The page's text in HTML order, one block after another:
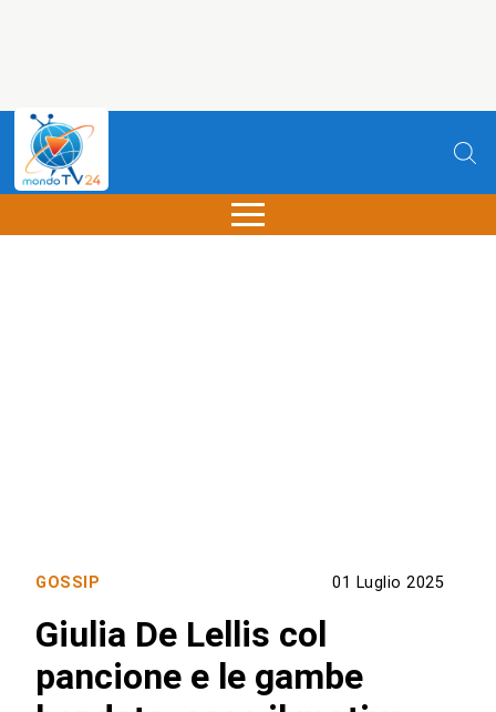
GOSSIP 01 Luglio 2025
Giulia De Lellis col
pancione e le gambe